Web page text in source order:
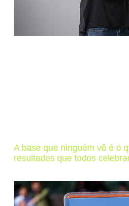
A base que ninguém vê é o
resultados que todos